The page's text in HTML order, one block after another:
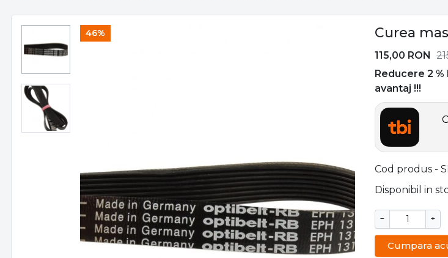
46% Curea
115,00 RON
Reducere 2
avantaj !!!
Cod produs -
Disponibil in
− +
Cumpara